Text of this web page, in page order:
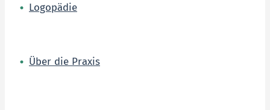
Logopädie
Über die Praxis